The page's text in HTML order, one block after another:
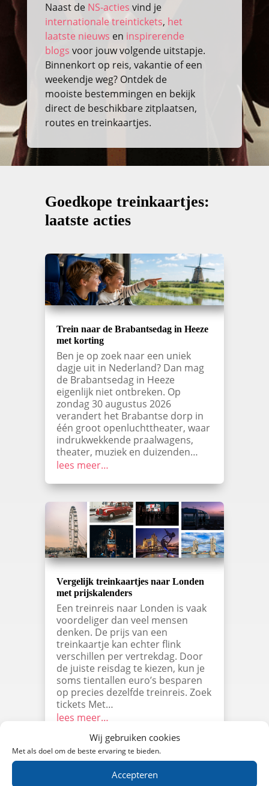
Wij gebruiken cookies
Met als doel om de beste ervaring te bieden.
Accepteren
Naast de NS-acties vind je
internationale treintickets, het
laatste nieuws en inspirerende
blogs voor jouw volgende uitstapje.
Binnenkort op reis, vakantie of een
weekendje weg? Ontdek de
mooiste bestemmingen en bekijk
direct de beschikbare zitplaatsen,
routes en treinkaartjes.
Goedkope treinkaartjes:
laatste acties
Trein naar de Brabantsedag in Heeze
met korting
Ben je op zoek naar een uniek
dagje uit in Nederland? Dan mag
de Brabantsedag in Heeze
eigenlijk niet ontbreken. Op
zondag 30 augustus 2026
verandert het Brabantse dorp in
één groot openluchttheater, waar
indrukwekkende praalwagens,
theater, muziek en duizenden…
lees meer…
Vergelijk treinkaartjes naar Londen
met prijskalenders
Een treinreis naar Londen is vaak
voordeliger dan veel mensen
denken. De prijs van een
treinkaartje kan echter flink
verschillen per vertrekdag. Door
de juiste reisdag te kiezen, kun je
soms tientallen euro’s besparen
op precies dezelfde treinreis. Zoek
tickets Met…
lees meer…